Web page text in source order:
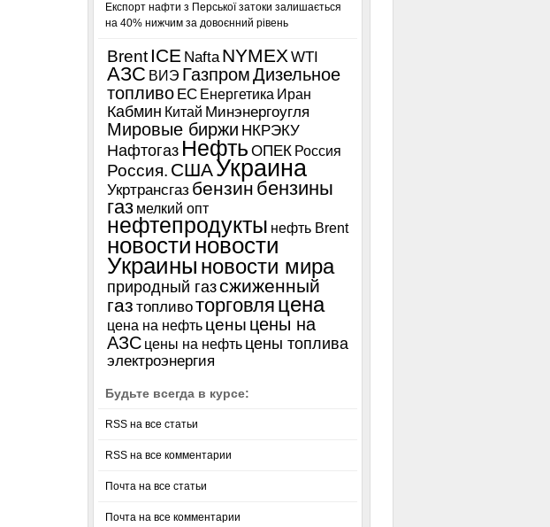
Експорт нафти з Перської затоки залишається
на 40% нижчим за довоєнний рівень
Brent ICE Nafta NYMEXWTI
АЗС ВИЭ ГазпромДизельное
топливо ЕС Енергетика Иран
Кабмин Китай Минэнергоугля
Мировые биржи НКРЭКУ
Нафтогаз Нефть ОПЕК Россия
Россия. СШАУкраина
Укртрансгаз бензин бензины
газ мелкий опт
нефтепродукты нефть Brent
новости новости
Украины новости мира
природный газсжиженный
газ топливоторговля цена
цена на нефть цены цены на
АЗС цены на нефть цены топлива
электроэнергия
Будьте всегда в курсе:
RSS на все статьи
RSS на все комментарии
Почта на все статьи
Почта на все комментарии